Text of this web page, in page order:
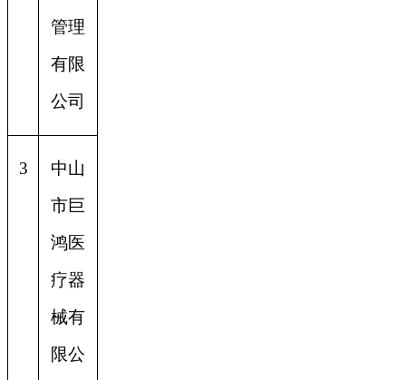
管理
有限
公司
3
中山
市巨
鸿医
疗器
械有
限公